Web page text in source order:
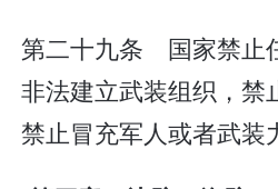
第二十九条 国家禁止
非法建立武装组织，禁
禁止冒充军人或者武装